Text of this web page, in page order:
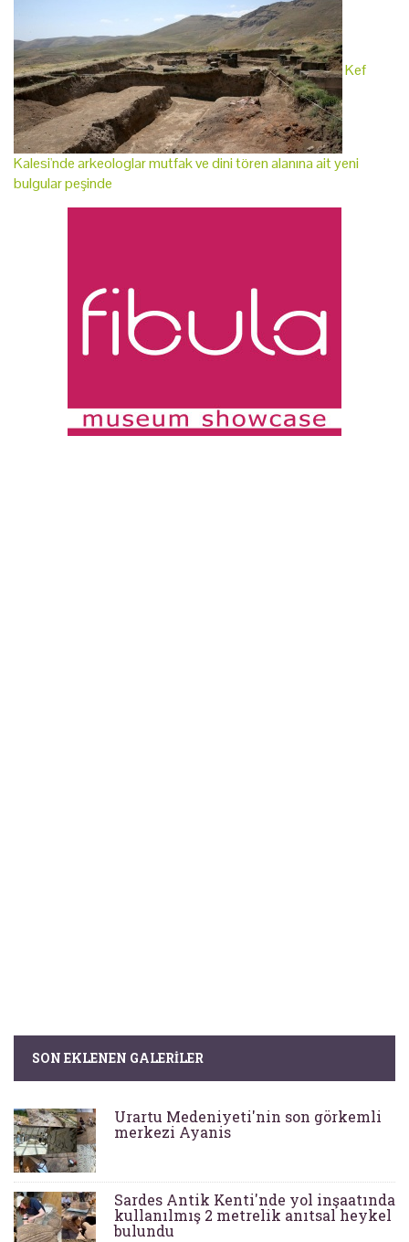
Kef
Kalesi'nde arkeologlar mutfak ve dini tören alanına ait yeni
bulgular peşinde
SON EKLENEN GALERILER
Urartu Medeniyeti'nin son görkemli
merkezi Ayanis
Sardes Antik Kenti'nde yol inşaatında
kullanılmış 2 metrelik anıtsal heykel
bulundu